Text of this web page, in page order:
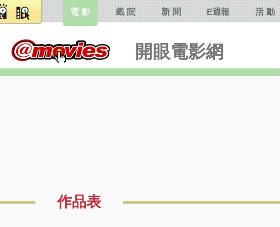
開眼電影網
電 影 戲 院 新 聞 E週報 活 動
作品表